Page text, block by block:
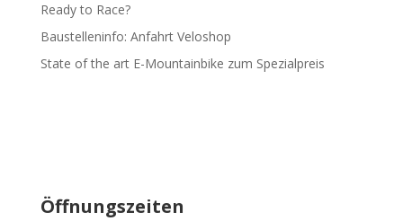
Ready to Race?
Baustelleninfo: Anfahrt Veloshop
State of the art E-Mountainbike zum Spezialpreis
Öffnungszeiten